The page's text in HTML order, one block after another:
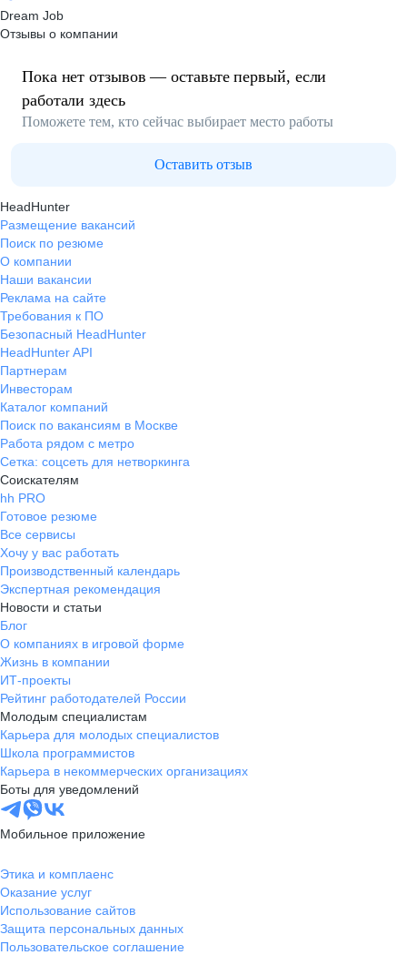
Dream Job
Отзывы о компании
Пока нет отзывов — оставьте первый, если
работали здесь
Поможете тем, кто сейчас выбирает место работы
Оставить отзыв
HeadHunter
Размещение вакансий
Поиск по резюме
О компании
Наши вакансии
Реклама на сайте
Требования к ПО
Безопасный HeadHunter
HeadHunter API
Партнерам
Инвесторам
Каталог компаний
Поиск по вакансиям в Москве
Работа рядом с метро
Сетка: соцсеть для нетворкинга
Соискателям
hh PRO
Готовое резюме
Все сервисы
Хочу у вас работать
Производственный календарь
Экспертная рекомендация
Новости и статьи
Блог
О компаниях в игровой форме
Жизнь в компании
ИТ-проекты
Рейтинг работодателей России
Молодым специалистам
Карьера для молодых специалистов
Школа программистов
Карьера в некоммерческих организациях
Боты для уведомлений
Мобильное приложение
Этика и комплаенс
Оказание услуг
Использование сайтов
Защита персональных данных
Пользовательское соглашение